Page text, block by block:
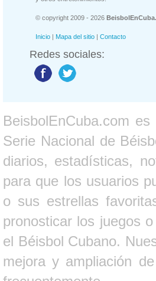
© copyright 2009 - 2026
Inicio | Mapa del sitio | Contacto
Redes sociales:
BeisbolEnCuba.com
Serie Nacional de
diarios, estadísticas,
para que los usuarios
o sus estrellas
pronosticar los juegos
el Béisbol Cubano.
mejora y ampliación